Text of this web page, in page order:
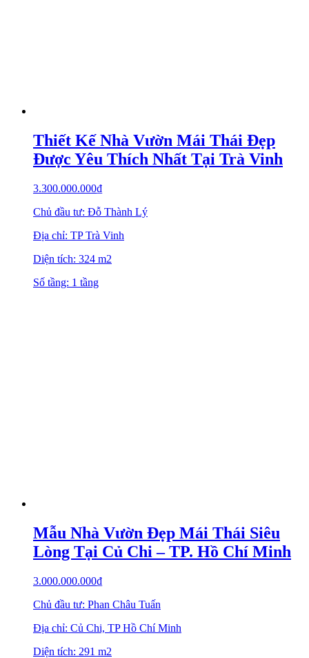
Thiết Kế Nhà Vườn Mái Thái Đẹp
Được Yêu Thích Nhất Tại Trà Vinh
3.300.000.000₫
Chủ đầu tư: Đỗ Thành Lý
Địa chỉ: TP Trà Vinh
Diện tích: 324 m2
Số tầng: 1 tầng
Mẫu Nhà Vườn Đẹp Mái Thái Siêu
Lòng Tại Củ Chi – TP. Hồ Chí Minh
3.000.000.000₫
Chủ đầu tư: Phan Châu Tuấn
Địa chỉ: Củ Chi, TP Hồ Chí Minh
Diện tích: 291 m2